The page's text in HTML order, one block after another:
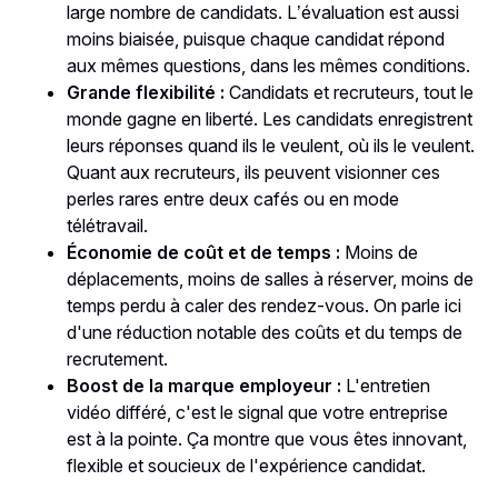
large nombre de candidats. L’évaluation est aussi
moins biaisée, puisque chaque candidat répond
aux mêmes questions, dans les mêmes conditions.
Grande flexibilité : Candidats et recruteurs, tout le
monde gagne en liberté. Les candidats enregistrent
leurs réponses quand ils le veulent, où ils le veulent.
Quant aux recruteurs, ils peuvent visionner ces
perles rares entre deux cafés ou en mode
télétravail.
Économie de coût et de temps : Moins de
déplacements, moins de salles à réserver, moins de
temps perdu à caler des rendez-vous. On parle ici
d'une réduction notable des coûts et du temps de
recrutement.
Boost de la marque employeur : L'entretien
vidéo différé, c'est le signal que votre entreprise
est à la pointe. Ça montre que vous êtes innovant,
flexible et soucieux de l'expérience candidat.